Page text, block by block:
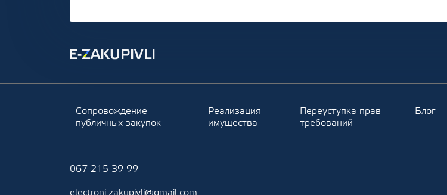
Сопровождение
публичных закупок
Реализация
имущества
Переуступка прав
требований
Блог
067 215 39 99
electroni.zakupivli@gmail.com